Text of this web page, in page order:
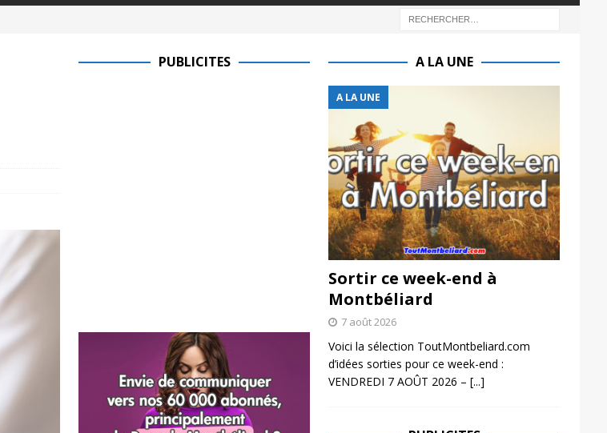
PUBLICITES A LA UNE
A LA UNE
Sortir ce week-end à
Montbéliard
7 août 2026
Voici la sélection ToutMontbeliard.com
d’idées sorties pour ce week-end :
VENDREDI 7 AOÛT 2026 – [...]